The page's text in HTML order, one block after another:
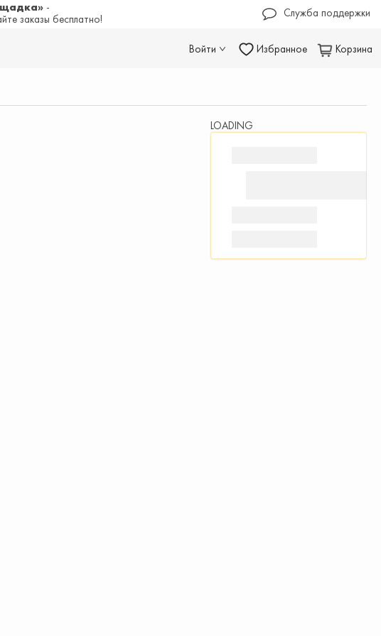
-
заказы бесплатно!
Служба поддержки
Войти Избранное Корзина
LOADING